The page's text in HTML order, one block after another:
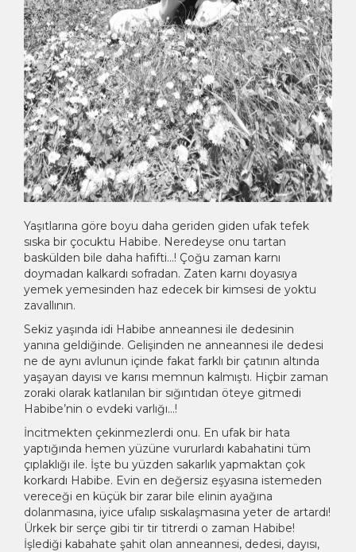
Yaşıtlarına göre boyu daha geriden giden ufak tefek
sıska bir çocuktu Habibe. Neredeyse onu tartan
baskülden bile daha hafifti…! Çoğu zaman karnı
doymadan kalkardı sofradan. Zaten karnı doyasıya
yemek yemesinden haz edecek bir kimsesi de yoktu
zavallının.
Sekiz yaşında idi Habibe anneannesi ile dedesinin
yanına geldiğinde. Gelişinden ne anneannesi ile dedesi
ne de aynı avlunun içinde fakat farklı bir çatının altında
yaşayan dayısı ve karısı memnun kalmıştı. Hiçbir zaman
zoraki olarak katlanılan bir sığıntıdan öteye gitmedi
Habibe’nin o evdeki varlığı…!
İncitmekten çekinmezlerdi onu. En ufak bir hata
yaptığında hemen yüzüne vururlardı kabahatini tüm
çıplaklığı ile. İşte bu yüzden sakarlık yapmaktan çok
korkardı Habibe. Evin en değersiz eşyasına istemeden
vereceği en küçük bir zarar bile elinin ayağına
dolanmasına, iyice ufalıp sıskalaşmasına yeter de artardı!
Ürkek bir serçe gibi tir tir titrerdi o zaman Habibe!
İşlediği kabahate şahit olan anneannesi, dedesi, dayısı,